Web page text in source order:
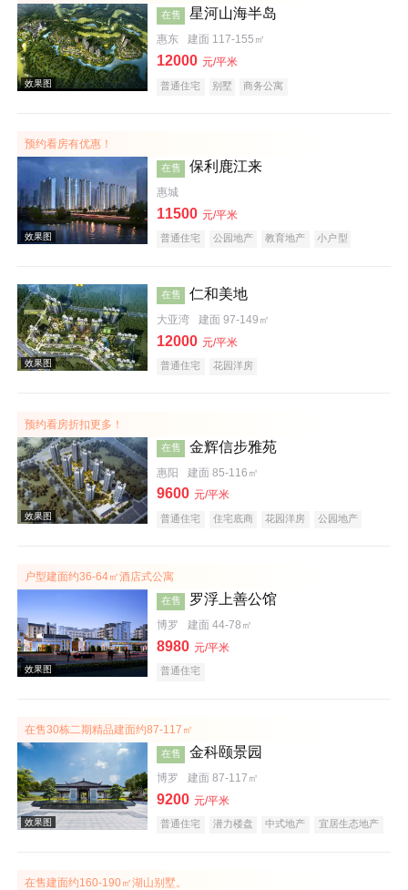
效果图
效果图
在售 星河山海半岛
惠东 建面 117-155㎡
12000 元/平米
普通住宅 别墅 商务公寓
预约看房有优惠！
效果图
在售 保利鹿江来
惠城
11500 元/平米
普通住宅 公园地产 教育地产 小户型
效果图
在售 仁和美地
大亚湾 建面 97-149㎡
12000 元/平米
普通住宅 花园洋房
预约看房折扣更多！
在售 金辉信步雅苑
惠阳 建面 85-116㎡
9600 元/平米
普通住宅 住宅底商 花园洋房
公园地产
户型建面约36-64㎡酒店式公寓
在售 罗浮上善公馆
博罗 建面 44-78㎡
8980 元/平米
普通住宅
在售30栋二期精品建面约87-117㎡
在售 金科颐景园
博罗 建面 87-117㎡
9200 元/平米
普通住宅 潜力楼盘 中式地产
宜居生态地产
在售建面约160-190㎡湖山别墅。